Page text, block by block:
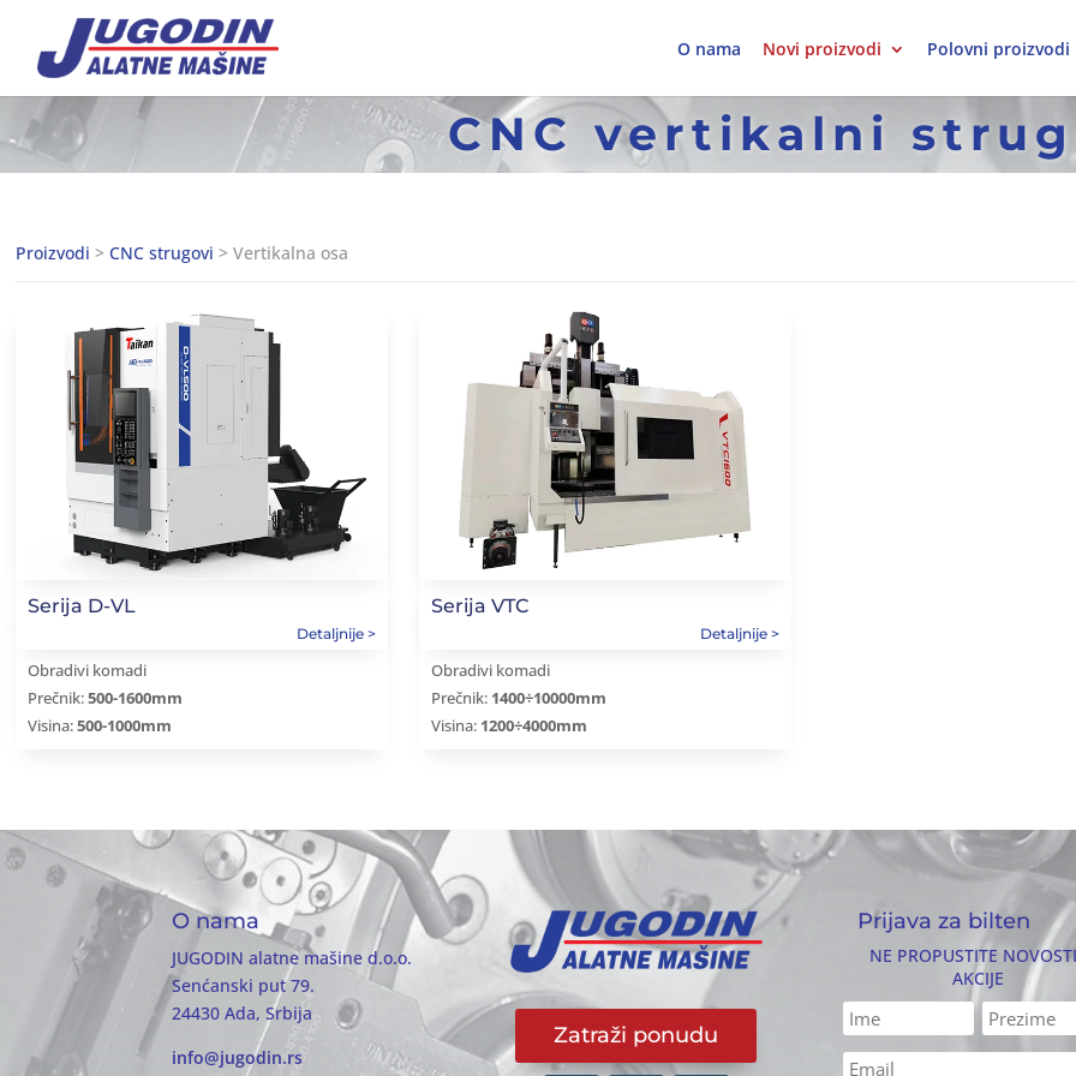
O nama Novi proizvodi Polovni proizvodi
CNC vertikalni
Proizvodi >CNC strugovi > Vertikalna osa
Serija D-VL
Obradivi komadi
Prečnik:500-1600mm
Visina:500-1000mm
Serija VTC
Obradivi komadi
Prečnik: 1400÷10000mm
Visina: 1200÷4000mm
O nama
JUGODIN alatne mašine d.o.o.
Senćanski put 79.
24430 Ada, Srbija
info@jugodin.rs
Zatraži ponudu
Prijava za bilten
NE PROPUSTITE
AKCIJE